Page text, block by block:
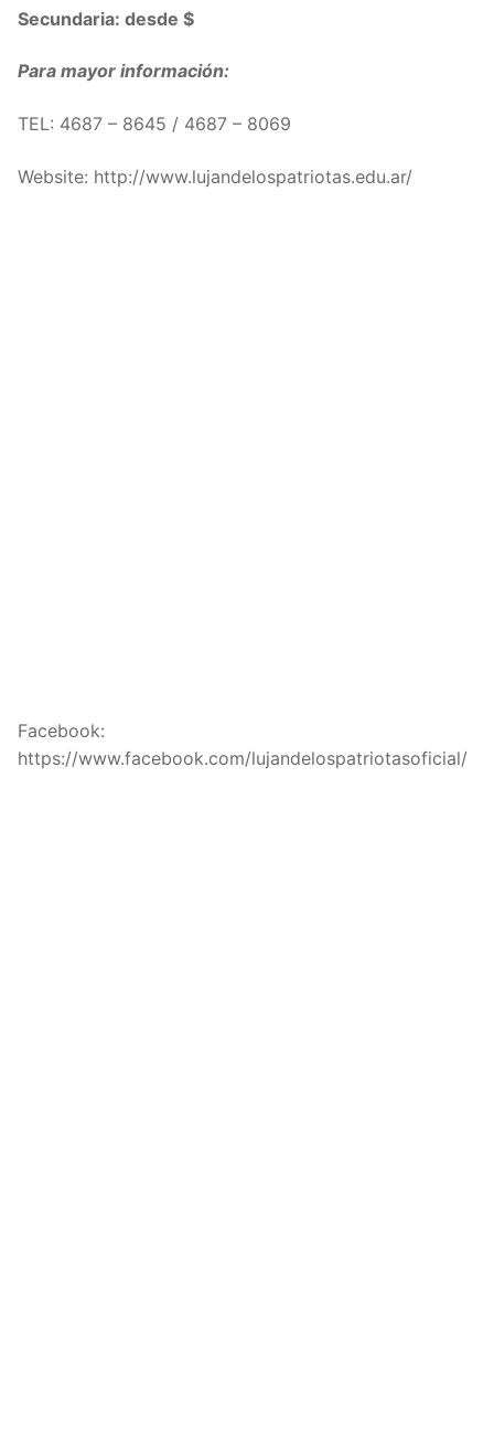
Secundaria: desde $
Para mayor información:
TEL: 4687 – 8645 / 4687 – 8069
Website: http://www.lujandelospatriotas.edu.ar/
Facebook:
https://www.facebook.com/lujandelospatriotasoficial/